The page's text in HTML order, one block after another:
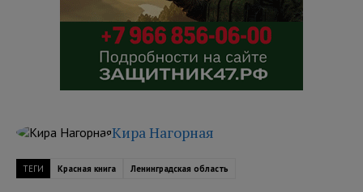
Кира Нагорная
ТЕГИ Красная книга Ленинградская область